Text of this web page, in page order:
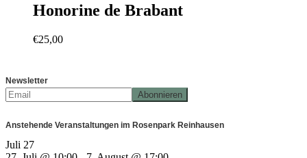
Honorine de Brabant
€25,00
Newsletter
Anstehende Veranstaltungen im Rosenpark Reinhausen
Juli 27